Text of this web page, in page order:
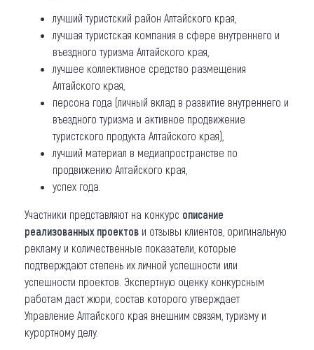
лучший туристский район Алтайского края,
лучшая туристская компания в сфере внутреннего и
въездного туризма Алтайского края,
лучшее коллективное средство размещения
Алтайского края,
персона года (личный вклад в развитие внутреннего и
въездного туризма и активное продвижение
туристского продукта Алтайского края),
лучший материал в медиапространстве по
продвижению Алтайского края,
успех года.
Участники представляют на конкурс описание
реализованных проектов и отзывы клиентов, оригинальную
рекламу и количественные показатели, которые
подтверждают степень их личной успешности или
успешности проектов. Экспертную оценку конкурсным
работам даст жюри, состав которого утверждает
Управление Алтайского края внешним связям, туризму и
курортному делу.